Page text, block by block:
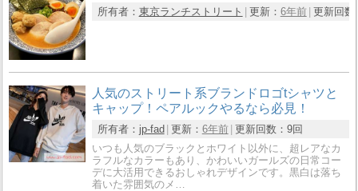
所有者： 東京ランチストリート 更新： 6年前 更新回数
人気のストリート系ブランドロゴtシャツと
キャップ！ペアルックやるなら必見！
所有者： jp-fad 更新： 6年前 更新回数： 9回
いつも人気のブラックとホワイト以外に、超レアなカ
ラフルなカラーもあり、かわいいガールズの日常コー
デに大活用できるおしゃれデザインです。黒白は落ち
着いた雰囲気のメ…